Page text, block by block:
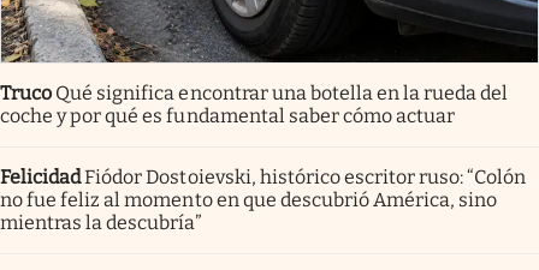
Truco Qué significa encontrar una botella en la rueda del
coche y por qué es fundamental saber cómo actuar
FelicidadFiódor Dostoievski, histórico escritor ruso: “Colón
no fue feliz al momento en que descubrió América, sino
mientras la descubría”